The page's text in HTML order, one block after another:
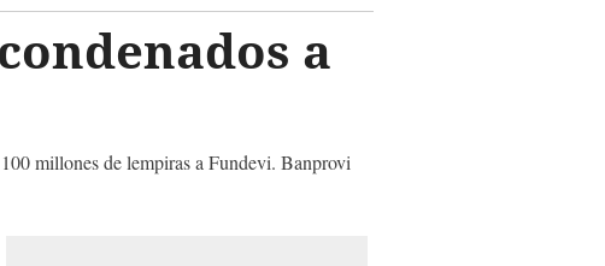
a
millones de lempiras a Fundevi. Banprovi